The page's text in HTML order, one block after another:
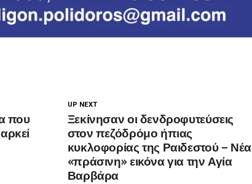
UP NEXT
Ξεκίνησαν οι δενδροφυτεύσεις
στον πεζόδρόμο ήπιας
κυκλοφορίας της Ραιδεστού – Νέα
«πράσινη» εικόνα για την Αγία
Βαρβάρα
που